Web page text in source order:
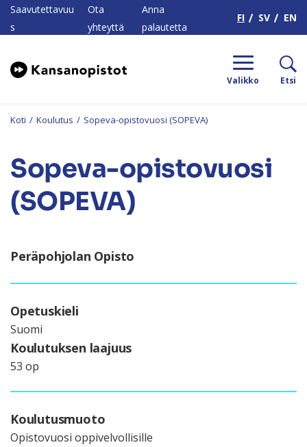
Saavutettavuu
s
Ota
yhteyttä
Anna
palautetta
FI SV EN
Valikko Etsi
Koti / Koulutus / Sopeva-opistovuosi (SOPEVA)
Sopeva-opistovuosi
(SOPEVA)
Peräpohjolan Opisto
Opetuskieli
Suomi
Koulutuksen laajuus
53 op
Koulutusmuoto
Opistovuosi oppivelvollisille